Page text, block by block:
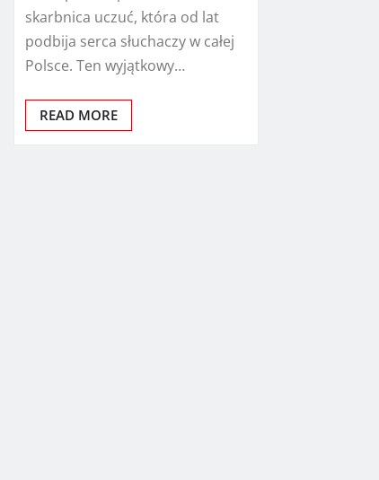
skarbnica uczuć, która od lat
podbija serca słuchaczy w całej
Polsce. Ten wyjątkowy…
READ MORE